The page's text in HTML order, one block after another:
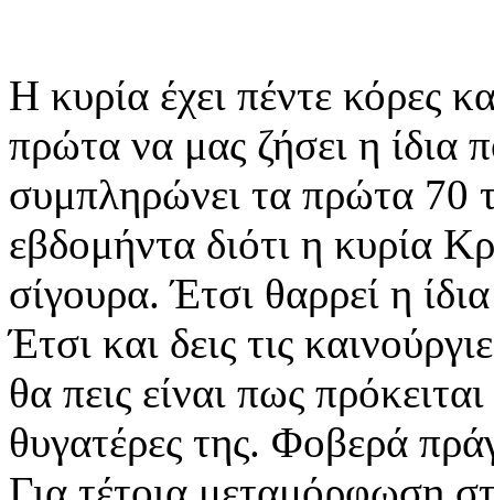
Η κυρία έχει πέντε κόρες
πρώτα να μας ζήσει η ίδια
συμπληρώνει τα πρώτα 70
εβδομήντα διότι η κυρία
σίγουρα. Έτσι θαρρεί η ίδια
Έτσι και δεις τις
θα πεις είναι πως
θυγατέρες της. Φοβερά